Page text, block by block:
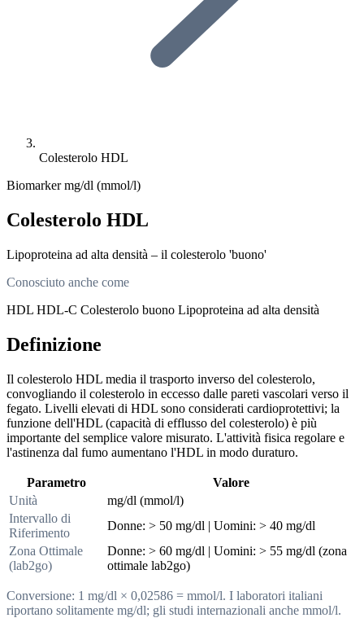
Colesterolo HDL
Biomarkermg/dl (mmol/l)
Colesterolo HDL
Lipoproteina ad alta densità – il colesterolo 'buono'
Conosciuto anche come
HDL HDL-C Colesterolo buono Lipoproteina ad alta densità
Definizione
Il colesterolo HDL media il trasporto inverso del colesterolo,
convogliando il colesterolo in eccesso dalle pareti vascolari verso il
fegato. Livelli elevati di HDL sono considerati cardioprotettivi; la
funzione dell'HDL (capacità di efflusso del colesterolo) è più
importante del semplice valore misurato. L'attività fisica regolare e
l'astinenza dal fumo aumentano l'HDL in modo duraturo.
Parametro
Valore
Unità
mg/dl (mmol/l)
Intervallo di
Riferimento
Donne: > 50 mg/dl | Uomini: > 40 mg/dl
Zona Ottimale
(lab2go)
Donne: > 60 mg/dl | Uomini: > 55 mg/dl (zona
ottimale lab2go)
Conversione: 1 mg/dl × 0,02586 = mmol/l. I laboratori italiani
riportano solitamente mg/dl; gli studi internazionali anche mmol/l.